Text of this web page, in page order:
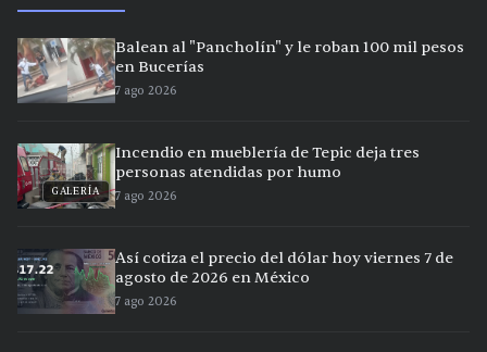
Balean al "Pancholín" y le roban 100 mil pesos
en Bucerías
7 ago 2026
GALERÍA
Incendio en mueblería de Tepic deja tres
personas atendidas por humo
7 ago 2026
Así cotiza el precio del dólar hoy viernes 7 de
agosto de 2026 en México
7 ago 2026